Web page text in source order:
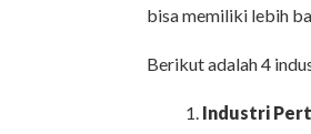
bisa memiliki lebih
Berikut adalah 4
Industri